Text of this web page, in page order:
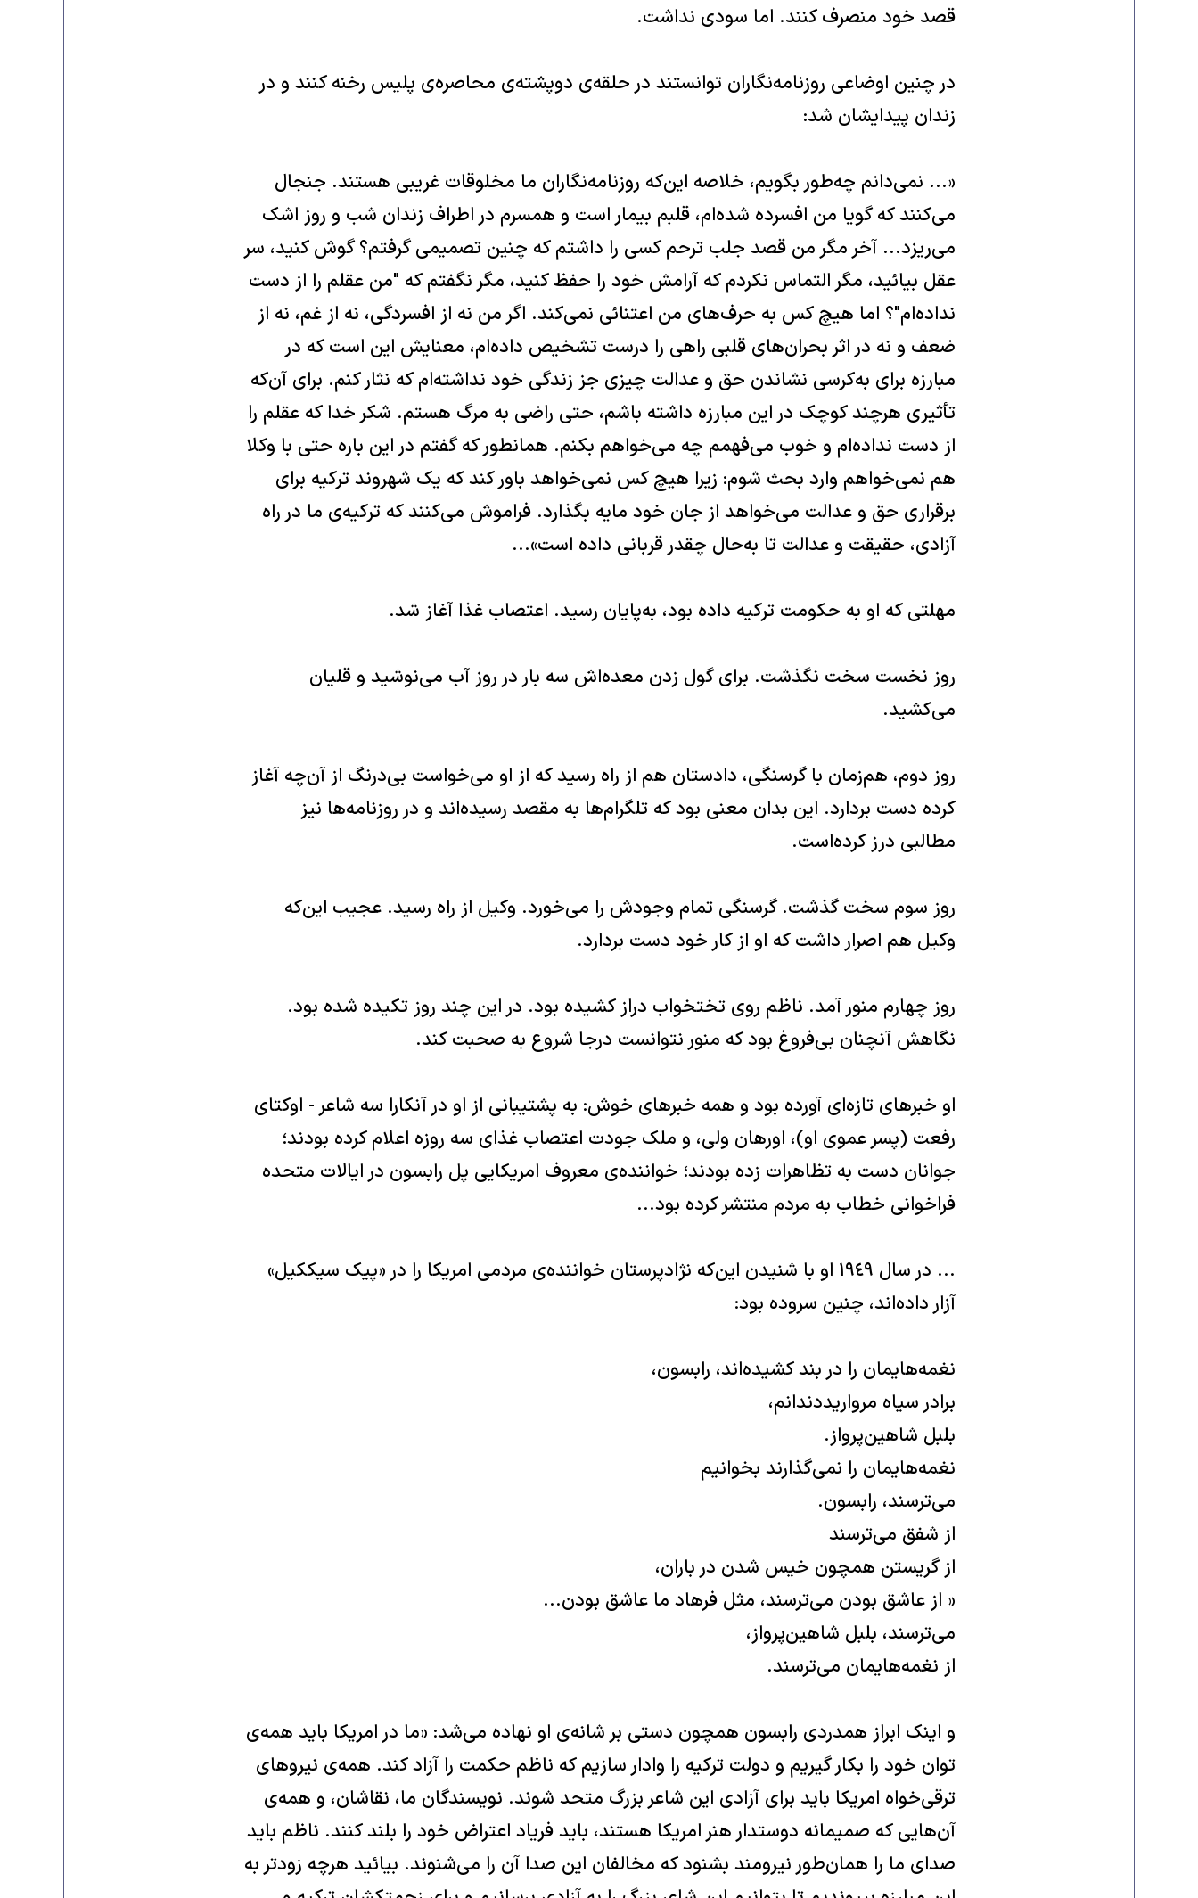
قصد خود منصرف کنند‌‌. اما سودى نداشت‌‌.
در چنین اوضاعى روزنامه‌نگاران توانستند در حلقه‌ی دو‌پشته‌ی محاصر‌ه‌ی پلیس رخنه کنند و در
زندان پیدایشان شد‌:
«... نمى‌دانم چه‌طور بگویم‌، خلاصه این‌که روزنامه‌نگاران ما مخلوقات غریبى هستند‌‌. جنجال
مى‌کنند که گویا من افسرده شده‌ام‌، قلبم بیمار است و همسرم در اطراف زندان شب و روز اشک
مى‌ریزد‌‌... آخر مگر من قصد جلب ترحم کسى را داشتم که چنین تصمیمى گرفتم‌؟ گوش کنید‌، سر
عقل بیائید‌، مگر التماس نکردم که آرامش خود را حفظ کنید‌، مگر نگفتم که "من عقلم را از دست
نداده‌ام‌"؟ اما هیچ کس به حرف‌هاى من اعتنائى نمى‌کند‌‌. اگر من نه از افسردگى‌، نه از غم‌، نه از
ضعف و نه در اثر بحران‌هاى قلبى راهى را درست تشخیص داده‌ام‌، معنایش این است که در
مبارزه براى به‌کرسى نشاندن حق و عدالت چیزى جز زندگى خود نداشته‌ام که نثار کنم‌‌. براى آن‌که
تأثیرى هر‌چند کوچک در این مبارزه داشته باشم‌، حتى راضى به مرگ هستم‌‌. شکر خدا که عقلم را
از دست نداده‌ام و خوب مى‌فهمم چه مى‌خواهم بکنم‌‌. همانطور که گفتم در این باره حتى با وکلا
هم نمى‌خواهم وارد بحث شوم‌: زیرا هیچ کس نمى‌خواهد باور کند که یک شهروند ترکیه براى
برقرارى حق و عدالت مى‌خواهد از جان خود مایه بگذارد‌‌. فراموش مى‌کنند که ترکیه‌ی ما در راه
آزادى‌، حقیقت و عدالت تا به‌حال چقدر قربانى داده است‌»...
مهلتى که او به حکومت ترکیه داده بود‌، به‌پایان رسید‌‌. اعتصاب غذا آغاز شد‌‌.
روز نخست سخت نگذشت‌‌. براى گول زدن معده‌اش سه بار در روز آب مى‌نوشید و قلیان
مى‌کشید‌‌.
روز دوم‌، هم‌زمان با گرسنگى‌، دادستان هم از راه رسید که از او مى‌خواست بى‌درنگ از آن‌چه آغاز
کرده دست بردارد‌‌. این بدان معنى بود که تلگرام‌ها به مقصد رسیده‌اند و در روزنامه‌ها نیز
مطالبى درز کرده‌است‌‌.
روز سوم سخت گذشت‌‌. گرسنگى تمام وجودش را مى‌خورد‌‌. وکیل از راه رسید‌‌. عجیب این‌که
وکیل هم اصرار داشت که او از کار خود دست بردارد‌‌.
روز چهارم منور آمد‌‌. ناظم روى تختخواب دراز کشیده بود‌‌. در این چند روز تکیده شده بود‌‌.
نگاهش آنچنان بى‌فروغ بود که منور نتوانست در‌جا شروع به صحبت کند‌‌.
او خبر‌هاى تازه‌اى آورده بود و همه خبر‌هاى خوش‌: به پشتیبانى از او در آنکارا سه شاعر - اوکتاى
رفعت (‌پسر عموى او‌)، اورهان ولی‌، و ملک جودت اعتصاب غذاى سه روزه اعلام کرده بودند؛
جوانان دست به تظاهرات زده بودند؛ خوانند‌ه‌ی معروف امریکایى پل رابسون در ایالات متحده
فراخوانى خطاب به مردم منتشر کرده بود‌...
‌... در سال ١٩٤٩ او با شنیدن این‌که نژاد‌پرستان خوانند‌ه‌ی مردمى امریکا را در «پیک سیککیل»
آزار داده‌اند‌، چنین سروده بود‌:
نغمه‌هایمان را در بند کشیده‌اند‌، رابسون‌،
برادر سیاه مروارید‌دندانم‌،
بلبل شاهین‌پرواز‌‌.
نغمه‌هایمان را نمى‌گذارند بخوانیم‌
مى‌ترسند‌، رابسون‌‌.
از شفق مى‌ترسند‌
از گریستن همچون خیس شدن در باران‌،
« از عاشق بودن مى‌ترسند‌، مثل فرهاد ما عاشق بودن‌‌.‌.‌.‌
مى‌ترسند‌، بلبل شاهین‌پرواز‌،
از نغمه‌هایمان مى‌ترسند‌‌.
و اینک ابراز همدردى رابسون همچون دستى بر شانه‌ی او نهاده مى‌شد‌: «ما در امریکا باید همه‌ی
توان خود را بکار گیریم و دولت ترکیه را وادار سازیم که ناظم حکمت را آزاد کند‌‌. همه‌ی نیرو‌هاى
ترقى‌خواه امریکا باید براى آزادى این شاعر بزرگ متحد شوند‌‌. نویسندگان ما‌، نقاشان‌، و همه‌ی
آن‌هایى که صمیمانه دوستدار هنر امریکا هستند‌، باید فریاد اعتراض خود را بلند کنند‌‌. ناظم باید
صداى ما را همان‌طور نیرومند بشنود که مخالفان این صدا آن را مى‌شنوند‌‌. بیائید هر‌چه زود‌تر به